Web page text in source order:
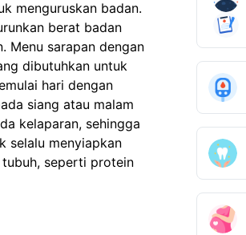
menguruskan badan.
berat badan
Menu sarapan dengan
dibutuhkan untuk
hari dengan
siang atau malam
kelaparan, sehingga
selalu menyiapkan
seperti protein